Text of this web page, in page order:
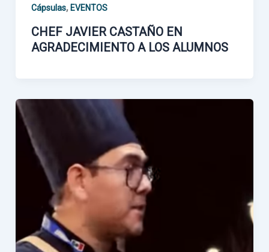
Cápsulas, EVENTOS
CHEF JAVIER CASTAÑO EN
AGRADECIMIENTO A LOS ALUMNOS